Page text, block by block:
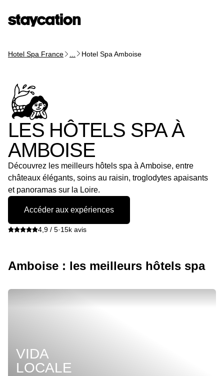
Hotel Spa France Hotel Spa Amboise
LES HÔTELS SPA À
AMBOISE
Découvrez les meilleurs hôtels spa à Amboise, entre
châteaux élégants, soins au raisin, troglodytes apaisants
et panoramas sur la Loire.
Accéder aux expériences
4,9 / 5·15k avis
Amboise : les meilleurs hôtels spa
VIDA
LOCALE